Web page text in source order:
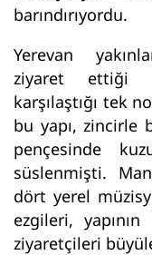
barındırıyordu.
Yerevan
ziyaret ettiği
karşılaştığı tek
bu yapı, zincirle
pençesinde
süslenmişti.
dört yerel
ezgileri,
ziyaretçileri